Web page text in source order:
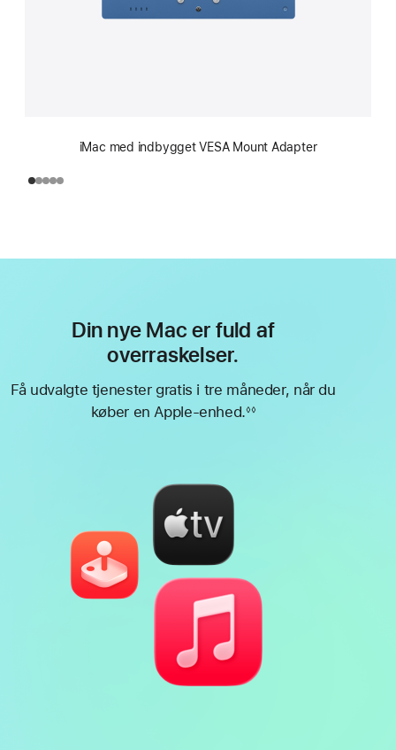
iMac med indbygget VESA Mount Adapter
Din nye Mac er fuld af
overraskelser.
Få udvalgte tjenester gratis i tre måneder, når du
køber en Apple-enhed.◊◊